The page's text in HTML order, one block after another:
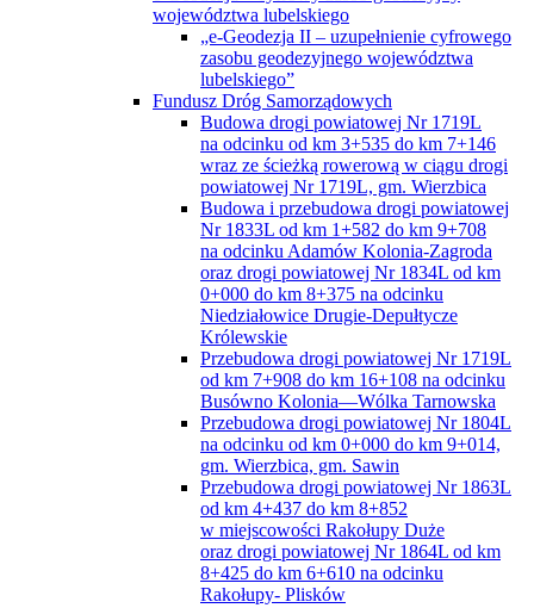
województwa lubelskiego
„e-Geodezja II – uzupełnienie cyfrowego
zasobu geodezyjnego województwa
lubelskiego”
Fundusz Dróg Samorządowych
Budowa drogi powiatowej Nr 1719L
na odcinku od km 3+535 do km 7+146
wraz ze ścieżką rowerową w ciągu drogi
powiatowej Nr 1719L, gm. Wierzbica
Budowa i przebudowa drogi powiatowej
Nr 1833L od km 1+582 do km 9+708
na odcinku Adamów Kolonia-Zagroda
oraz drogi powiatowej Nr 1834L od km
0+000 do km 8+375 na odcinku
Niedziałowice Drugie-Depułtycze
Królewskie
Przebudowa drogi powiatowej Nr 1719L
od km 7+908 do km 16+108 na odcinku
Busówno Kolonia—Wólka Tarnowska
Przebudowa drogi powiatowej Nr 1804L
na odcinku od km 0+000 do km 9+014,
gm. Wierzbica, gm. Sawin
Przebudowa drogi powiatowej Nr 1863L
od km 4+437 do km 8+852
w miejscowości Rakołupy Duże
oraz drogi powiatowej Nr 1864L od km
8+425 do km 6+610 na odcinku
Rakołupy- Plisków